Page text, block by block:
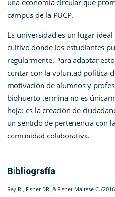
una economía circular que
campus de la PUCP.
La universidad es un lugar
cultivo donde los estudiantes
regularmente. Para adaptar
contar con la voluntad política
motivación de alumnos y
biohuerto termina no es
hoja: es la creación de
un sentido de pertenencia con
comunidad colaborativa.
Bibliografía
Ray R., Fisher DR. & Fisher-Maltese C.